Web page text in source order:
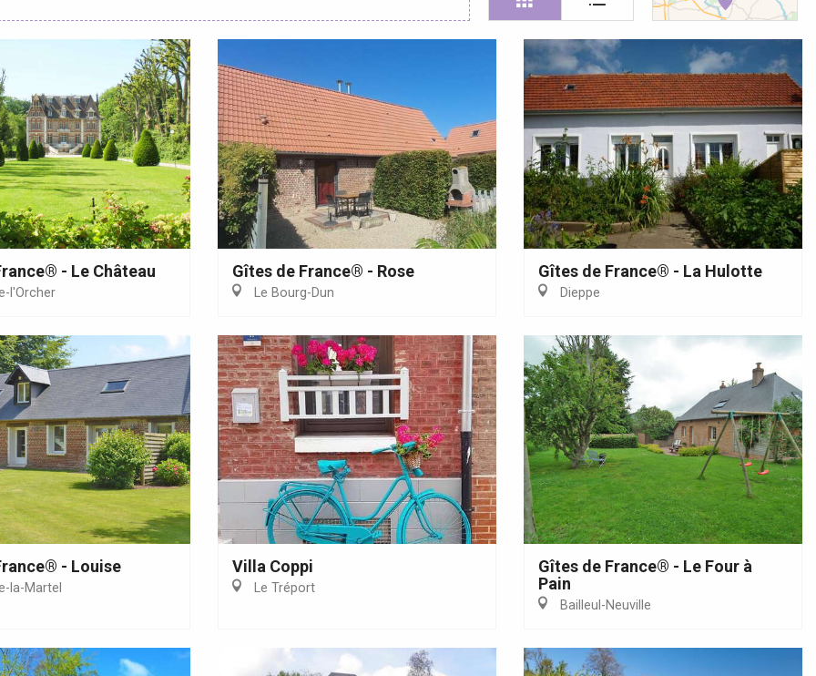
Lille 2h30
Bresle - Le Château
l'Orcher
Gîtes de France® - Rose
Le Bourg-Dun
Gîtes de France® - La Hulotte
Dieppe
- Louise
la-Martel
Villa Coppi
Le Tréport
Gîtes de France® - Le Four à
Pain
Bailleul-Neuville